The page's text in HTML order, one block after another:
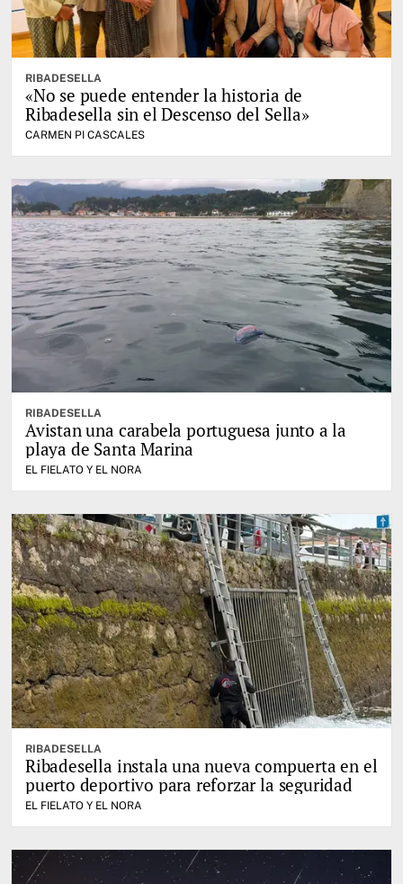
RIBADESELLA
«No se puede entender la historia de
Ribadesella sin el Descenso del Sella»
CARMEN PI CASCALES
RIBADESELLA
Avistan una carabela portuguesa junto a la
playa de Santa Marina
EL FIELATO Y EL NORA
RIBADESELLA
Ribadesella instala una nueva compuerta en el
puerto deportivo para reforzar la seguridad
EL FIELATO Y EL NORA